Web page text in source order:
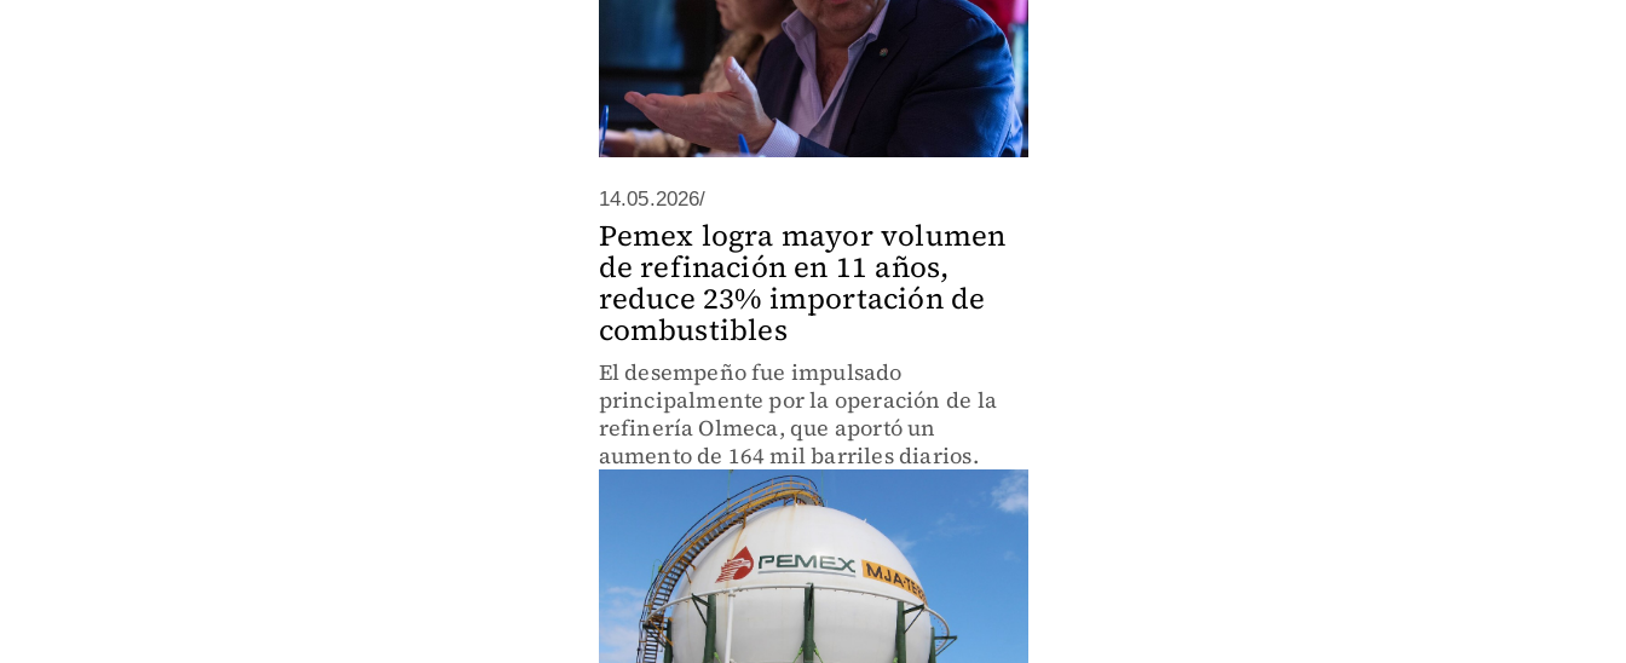
14.05.2026/
Pemex logra mayor volumen
de refinación en 11 años,
reduce 23% importación de
combustibles
El desempeño fue impulsado
principalmente por la operación de la
refinería Olmeca, que aportó un
aumento de 164 mil barriles diarios.